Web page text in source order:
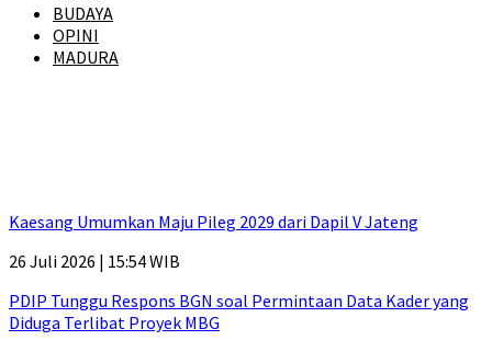
BUDAYA
OPINI
MADURA
Kaesang Umumkan Maju Pileg 2029 dari Dapil V Jateng
26 Juli 2026 | 15:54 WIB
PDIP Tunggu Respons BGN soal Permintaan Data Kader yang
Diduga Terlibat Proyek MBG